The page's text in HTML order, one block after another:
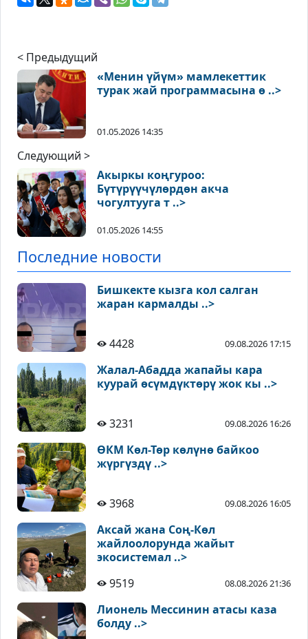
< Предыдущий
«Менин үйүм» мамлекеттик
турак жай программасына ө ..>
01.05.2026 14:35
Следующий >
Акыркы коңгуроо:
Бүтүрүүчүлөрдөн акча
чогултууга т ..>
01.05.2026 14:55
Последние новости
Бишкекте кызга кол салган
жаран кармалды ..>
4428 09.08.2026 17:15
Жалал-Абадда жапайы кара
куурай өсүмдүктөрү жок кы ..>
3231 09.08.2026 16:26
ӨКМ Көл-Төр көлүнө байкоо
жүргүздү ..>
3968 09.08.2026 16:05
Аксай жана Соң-Көл
жайлоолорунда жайыт
экосистемал ..>
9519
08.08.2026 21:36
Лионель Мессинин атасы каза
болду ..>